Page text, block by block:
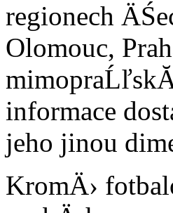
regionech
Olomouc,
informace
jeho jinou
KromÄ›